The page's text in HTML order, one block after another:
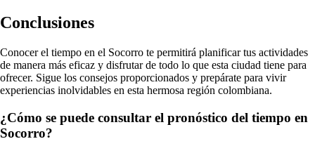
Conclusiones
Conocer el tiempo en el Socorro te permitirá planificar tus actividades
de manera más eficaz y disfrutar de todo lo que esta ciudad tiene para
ofrecer. Sigue los consejos proporcionados y prepárate para vivir
experiencias inolvidables en esta hermosa región colombiana.
¿Cómo se puede consultar el pronóstico del tiempo en
Socorro?